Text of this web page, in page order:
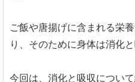
ご飯や唐揚げに含まれる栄
り、そのために身体は消化
今回は、消化と吸収につい